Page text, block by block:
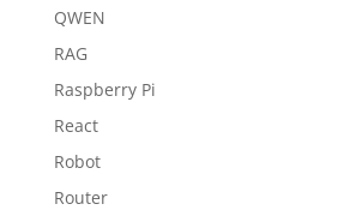
QWEN
RAG
Raspberry Pi
React
Robot
Router